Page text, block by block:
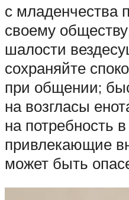
с младенчества
своему
шалости
сохраняйте
при общении;
на возгласы
на потребность
привлекающие
может быть